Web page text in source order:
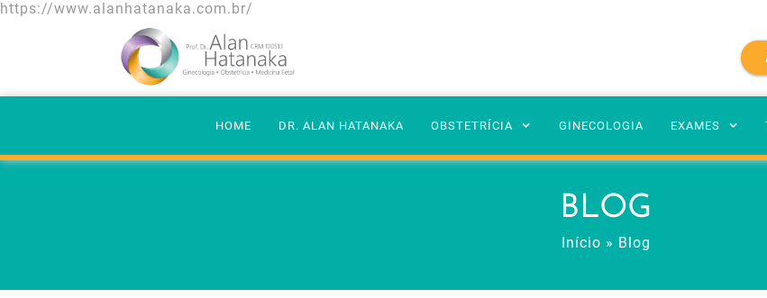
https://www.alanhatanaka.com.br/
HOME DR. ALAN HATANAKA OBSTETRÍCIA GINECOLOGIA EXAMES
BLOG
Início » Blog